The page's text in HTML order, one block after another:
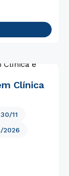
Clínica
2026
30/11